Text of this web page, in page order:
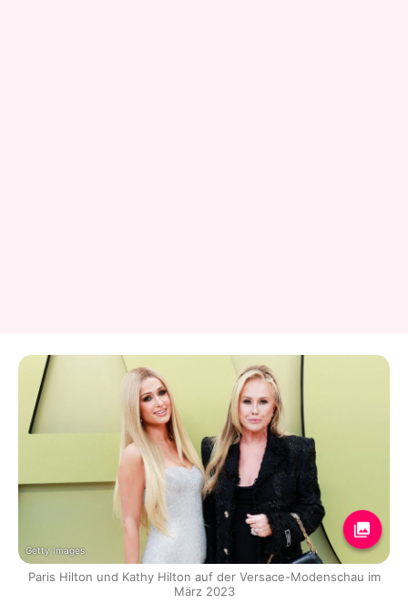
Getty Images
Paris Hilton und Kathy Hilton auf der Versace-Modenschau im
März 2023